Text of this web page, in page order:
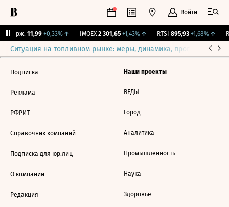
Войти
Бирж. 11,99 +0,33%↑ IMOEX 2 301,65 +1,43%↑ RTSI 895,93 +1,68%↑
Ситуация на топливном рынке: меры, динамика, прогнозы
Подписка
Реклама
РФРИТ
Справочник компаний
Подписка для юр.лиц
О компании
Редакция
Наши проекты
ВЕДЫ
Город
Аналитика
Промышленность
Наука
Здоровье